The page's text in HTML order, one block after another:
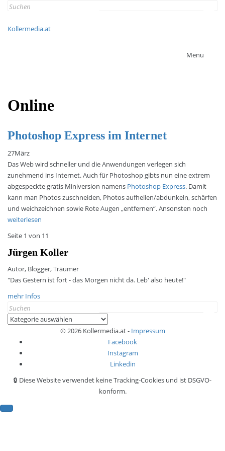
Search
Kollermedia.at
Menu
Online
Photoshop Express im Internet
27März
Das Web wird schneller und die Anwendungen verlegen sich
zunehmend ins Internet. Auch für Photoshop gibts nun eine extrem
abgespeckte gratis Miniversion namens Photoshop Express. Damit
kann man Photos zuschneiden, Photos aufhellen/abdunkeln, schärfen
und weichzeichnen sowie Rote Augen „entfernen“. Ansonsten noch
weiterlesen
Seite 1 von 11
Jürgen Koller
Autor, Blogger, Träumer
"Das Gestern ist fort - das Morgen nicht da. Leb' also heute!"
mehr Infos
Search
for:
Kategorien
© 2026 Kollermedia.at - Impressum
Facebook
Instagram
Linkedin
🔒 Diese Website verwendet keine Tracking-Cookies und ist DSGVO-
konform.